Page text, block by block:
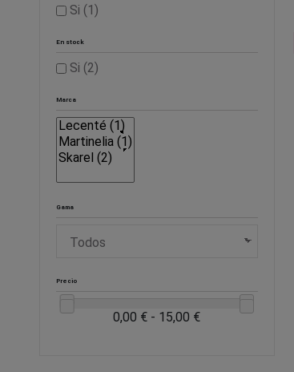
Si (1)
En stock
Si (2)
Marca
Gama
Precio
0,00 € - 15,00 €